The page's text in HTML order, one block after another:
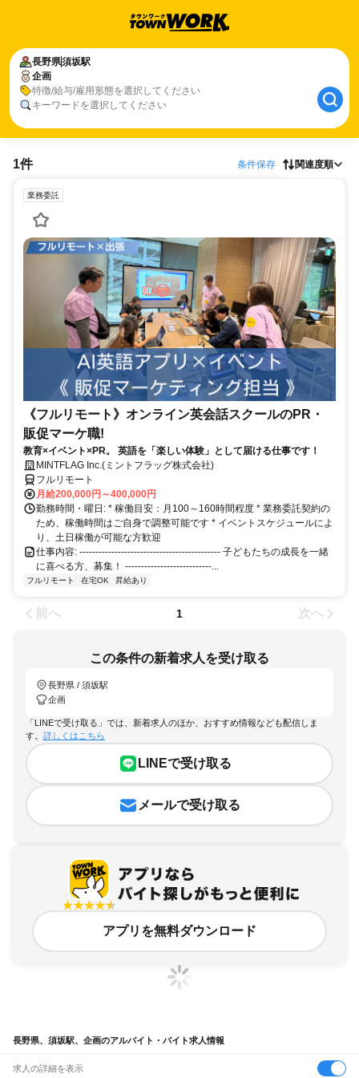
長野県須坂駅
企画
特徴/給与/雇用形態を選択してください
キーワードを選択してください
1件 条件保存 関連度順
業務委託
《フルリモート》オンライン英会話スクールのPR・
販促マーケ職!
教育×イベント×PR。 英語を「楽しい体験」として届ける仕事です！
MINTFLAG Inc.(ミントフラッグ株式会社)
フルリモート
月給200,000円～400,000円
勤務時間・曜日: * 稼働目安：月100～160時間程度 * 業務委託契約の
ため、稼働時間はご自身で調整可能です * イベントスケジュールによ
り、土日稼働が可能な方歓迎
仕事内容: -------------------------------------------- 子どもたちの成長を一緒
に喜べる方、募集！ ---------------------------...
フルリモート 在宅OK 昇給あり
前へ 1 次へ
この条件の新着求人を受け取る
長野県 / 須坂駅
企画
「LINEで受け取る」では、新着求人のほか、おすすめ情報なども配信しま
す。 詳しくはこちら
LINEで受け取る
メールで受け取る
アプリを無料ダウンロード
長野県、須坂駅、企画のアルバイト・バイト求人情報
求人の詳細を表示